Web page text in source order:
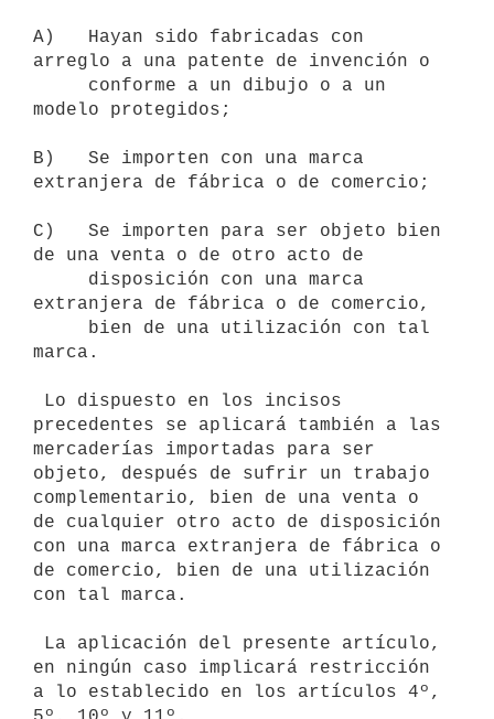
A)   Hayan sido fabricadas con
arreglo a una patente de invención o
modelo protegidos;
B)   Se importen con una marca
extranjera de fábrica o de comercio;
C)   Se importen para ser objeto bien
de una venta o de otro acto de
extranjera de fábrica o de comercio,
marca.
precedentes se aplicará también a las
mercaderías importadas para ser
objeto, después de sufrir un trabajo
complementario, bien de una venta o
de cualquier otro acto de disposición
con una marca extranjera de fábrica o
de comercio, bien de una utilización
con tal marca.
en ningún caso implicará restricción
a lo establecido en los artículos 4º,